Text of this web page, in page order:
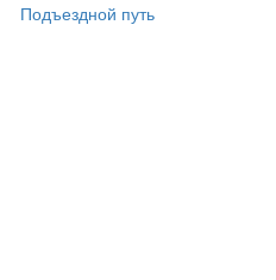
Подъездной путь